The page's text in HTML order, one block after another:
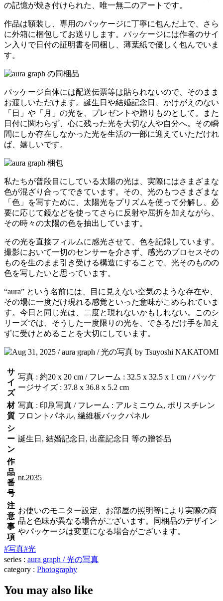
の記憶が焼き付けられた、唯一無二のアートです。
作品は額装し、専用のパッケージに丁寧に包んだ上で、さら
に外箱に梱包してお送りします。パッケージには作者のサイ
ン入りで日付の証明書を同梱し、薄葉紙で優しく包んでいま
す。
パッケージ自体には配送伝票等は貼られないので、そのまま
お渡しいただけます。誕生日や結婚記念日、かけがえのない
「日」や「月」の光を、プレゼントや贈りものとして。また
日付に関わらず、心に残った光を大切な人や自分へ。その瞬
間にしか存在しなかった光を生活の一部に迎えていただけれ
ば、嬉しいです。
私たちが普段目にしている太陽の光は、実際にはさまざまな
色が混ざり合ってできています。その、光のもつさまざまな
「色」を写すために、太陽光をプリズムを使って分解し、必
要に応じて鏡などを使ってさらに反射や屈折を加えながら、
その時々の太陽の色を抽出しています。
その光を直接フィルムに感光させて、色を記録しています。
撮影において一切のセンサーを介さず、感光のプロセスその
ものを生のまま引き受ける構造にすることで、光そのものの
色を写したいと思っています。
“aura” という名前には、目に見えない空気のような存在や、
その場に一度だけ現れる感覚といった意味がこめられていま
す。今日と同じ光は、二度と現れないかもしれない。このシ
リーズでは、そうした一度限りの光を、できるだけ手を加え
ずに受けとめることを大切にしています。
サ
イ
ズ
写真 : 約20 x 20 cm / フレーム : 32.5 x 32.5 x 1 cm / パッケ
ージサイズ : 37.8 x 36.8 x 5.2 cm
材
質
写真 : 印刷写真 / フレーム : アルミニウム, ポリスチレン
フロントパネル, 繊維板バックパネル
シ
ー
ン
誕生日, 結婚記念日, 出産記念日 等の贈答品
作
品
番
号
nt.2035
注
意
事
項
お使いのモニター設定、お部屋の照明等により実際の商
品と色味が異なる場合がございます。同梱品のデザイン
やパッケージは変更になる場合がございます。
#写真#光
series : aura graph / 光の写真
category : Photography
You may also like